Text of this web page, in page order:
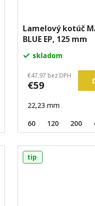
Lamelový kotúč
BLUE EP, 125 mm
skladom
€47,97 bez DPH
€59
22,23 mm
60
120 200
tip